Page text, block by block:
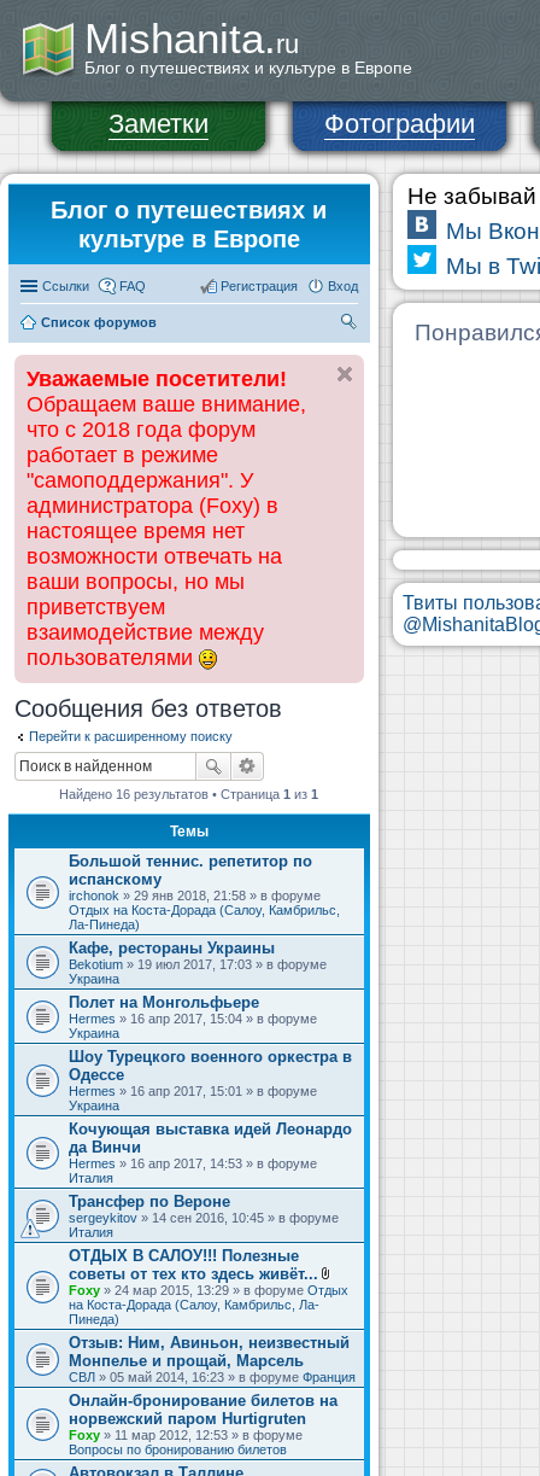
Mishanita.ru
Блог о путешествиях и культуре в Европе
Заметки Фотографии
Блог о путешествиях и
культуре в Европе
Ссылки FAQ Вход
Регистрация
Список форумов
ск
Уважаемые посетители!
Обращаем ваше внимание,
что с 2018 года форум
работает в режиме
"самоподдержания". У
администратора (Foxy) в
настоящее время нет
возможности отвечать на
ваши вопросы, но мы
приветствуем
взаимодействие между
пользователями
Сообщения без ответов
Перейти к расширенному поиску
Найдено 16 результатов • Страница1 из1
Темы
Большой теннис. репетитор по
испанскому
irchonok » 29 янв 2018, 21:58 » в форуме
Отдых на Коста-Дорада (Салоу, Камбрильс,
Ла-Пинеда)
Кафе, рестораны Украины
Bekotium » 19 июл 2017, 17:03 » в форуме
Украина
Полет на Монгольфьере
Hermes » 16 апр 2017, 15:04 » в форуме
Украина
Шоу Турецкого военного оркестра в
Одессе
Hermes » 16 апр 2017, 15:01 » в форуме
Украина
Кочующая выставка идей Леонардо
да Винчи
Hermes » 16 апр 2017, 14:53 » в форуме
Италия
Трансфер по Вероне
sergeykitov » 14 сен 2016, 10:45 » в форуме
Италия
ОТДЫХ В САЛОУ!!! Полезные
советы от тех кто здесь живёт...
В
л
ж
е
и
я
Foxy » 24 мар 2015, 13:29 » в форуме Отдых
на Коста-Дорада (Салоу, Камбрильс, Ла-
Пинеда)
Отзыв: Ним, Авиньон, неизвестный
Монпелье и прощай, Марсель
СВЛ » 05 май 2014, 16:23 » в форуме Франция
Онлайн-бронирование билетов на
норвежский паром Hurtigruten
Foxy » 11 мар 2012, 12:53 » в форуме
Вопросы по бронированию билетов
Автовокзал в Таллине
Не забывай
Мы
Мы в
Твиты